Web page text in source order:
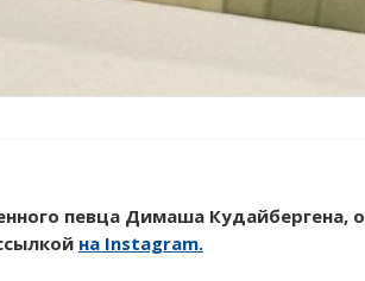
певца Димаша Кудайбергена,
на Instagram.